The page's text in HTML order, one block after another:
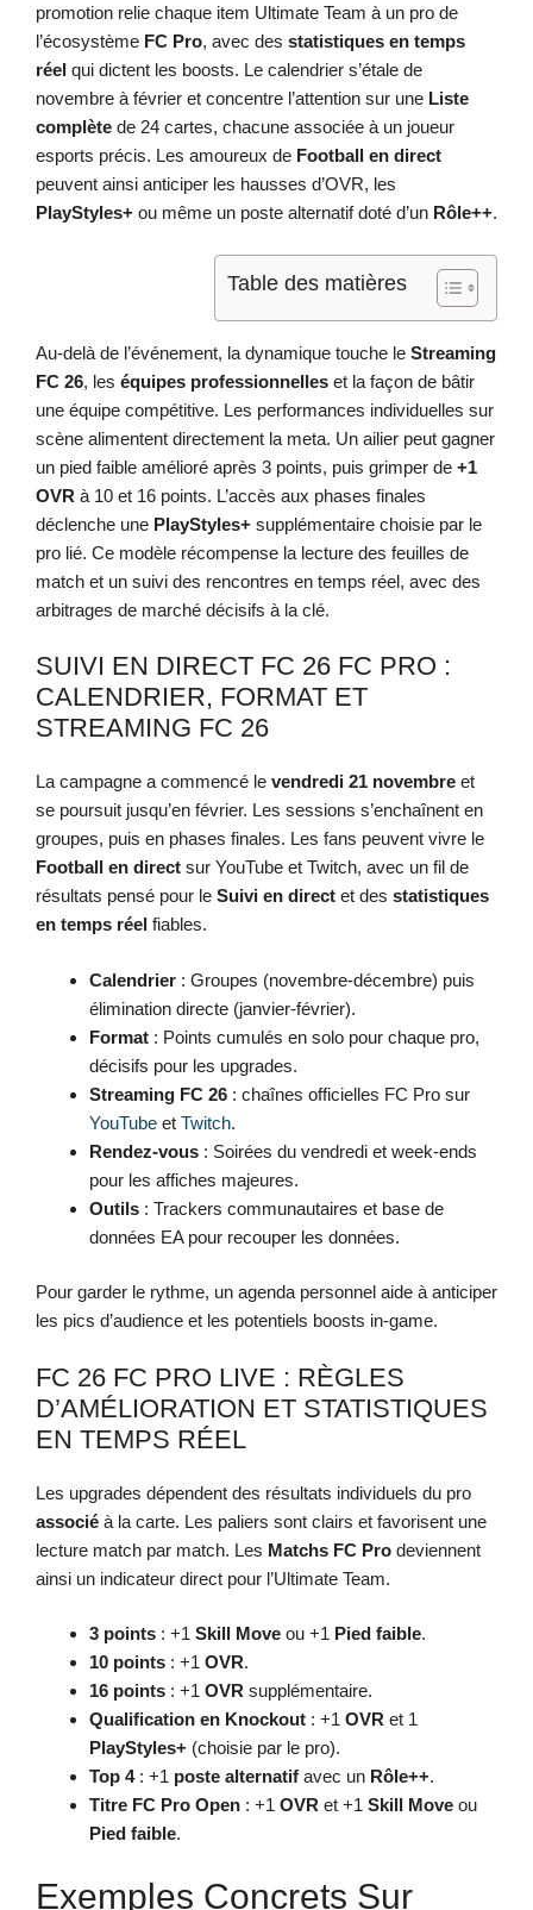
promotion relie chaque item Ultimate Team à un pro de
l’écosystème FC Pro, avec des statistiques en temps
réel qui dictent les boosts. Le calendrier s’étale de
novembre à février et concentre l’attention sur une Liste
complète de 24 cartes, chacune associée à un joueur
esports précis. Les amoureux de Football en direct
peuvent ainsi anticiper les hausses d’OVR, les
PlayStyles+ ou même un poste alternatif doté d’un Rôle++.
Table des matières
Au-delà de l’événement, la dynamique touche le Streaming
FC 26, les équipes professionnelles et la façon de bâtir
une équipe compétitive. Les performances individuelles sur
scène alimentent directement la meta. Un ailier peut gagner
un pied faible amélioré après 3 points, puis grimper de +1
OVR à 10 et 16 points. L’accès aux phases finales
déclenche une PlayStyles+ supplémentaire choisie par le
pro lié. Ce modèle récompense la lecture des feuilles de
match et un suivi des rencontres en temps réel, avec des
arbitrages de marché décisifs à la clé.
SUIVI EN DIRECT FC 26 FC PRO :
CALENDRIER, FORMAT ET
STREAMING FC 26
La campagne a commencé le vendredi 21 novembre et
se poursuit jusqu’en février. Les sessions s’enchaînent en
groupes, puis en phases finales. Les fans peuvent vivre le
Football en direct sur YouTube et Twitch, avec un fil de
résultats pensé pour le Suivi en direct et des statistiques
en temps réel fiables.
Calendrier : Groupes (novembre-décembre) puis
élimination directe (janvier-février).
Format : Points cumulés en solo pour chaque pro,
décisifs pour les upgrades.
Streaming FC 26 : chaînes officielles FC Pro sur
YouTube et Twitch.
Rendez-vous : Soirées du vendredi et week-ends
pour les affiches majeures.
Outils : Trackers communautaires et base de
données EA pour recouper les données.
Pour garder le rythme, un agenda personnel aide à anticiper
les pics d’audience et les potentiels boosts in-game.
FC 26 FC PRO LIVE : RÈGLES
D’AMÉLIORATION ET STATISTIQUES
EN TEMPS RÉEL
Les upgrades dépendent des résultats individuels du pro
associé à la carte. Les paliers sont clairs et favorisent une
lecture match par match. Les Matchs FC Pro deviennent
ainsi un indicateur direct pour l’Ultimate Team.
3 points : +1 Skill Move ou +1 Pied faible.
10 points : +1 OVR.
16 points : +1 OVR supplémentaire.
Qualification en Knockout : +1 OVR et 1
PlayStyles+ (choisie par le pro).
Top 4: +1 poste alternatif avec un Rôle++.
Titre FC Pro Open : +1 OVR et +1 Skill Move ou
Pied faible.
Exemples Concrets Sur